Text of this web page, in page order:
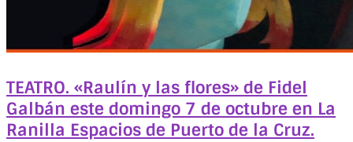
TEATRO. «Raulín y las flores» de Fidel
Galbán este domingo 7 de octubre en La
Ranilla Espacios de Puerto de la Cruz.